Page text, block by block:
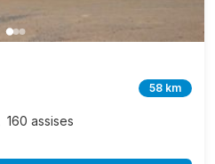
58 km
160 assises